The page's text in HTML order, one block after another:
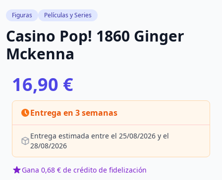
Figuras Películas y Series
Casino Pop! 1860 Ginger
Mckenna
16,90 €
Entrega en 3 semanas
Entrega estimada entre el 25/08/2026 y el
28/08/2026
Gana 0,68 € de crédito de fidelización